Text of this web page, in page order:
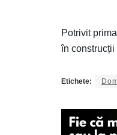
Potrivit
în
Etichete: